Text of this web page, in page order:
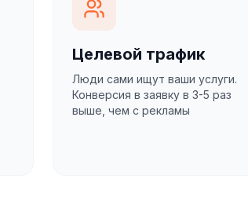
Целевой трафик
Люди сами ищут ваши услуги.
Конверсия в заявку в 3-5 раз
выше, чем с рекламы